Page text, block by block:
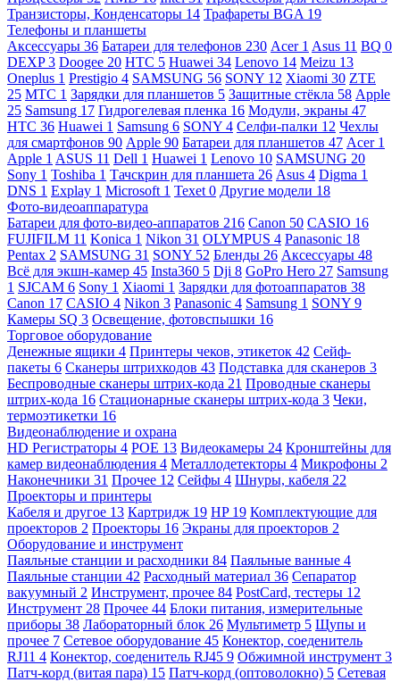
Транзисторы, Конденсаторы 14 Трафареты BGA 19
Телефоны и планшеты
Аксессуары 36 Батареи для телефонов 230 Acer 1 Asus 11 BQ 0
DEXP3 Doogee 20 HTC 5 Huawei 34 Lenovo 14 Meizu 13
Oneplus 1 Prestigio 4 SAMSUNG 56 SONY 12 Xiaomi 30 ZTE
25 МТС 1 Зарядки для планшетов 5 Защитные стёкла 58 Apple
25 Samsung 17 Гидрогелевая пленка 16 Модули, экраны 47
HTC 36 Huawei 1 Samsung 6 SONY 4 Селфи-палки 12 Чехлы
для смартфонов 90 Apple 90 Батареи для планшетов 47 Acer 1
Apple 1 ASUS 11 Dell 1 Huawei 1 Lenovo 10 SAMSUNG 20
Sony 1 Toshiba 1 Тачскрин для планшета 26 Asus 4 Digma 1
DNS 1 Explay 1 Microsoft 1 Texet 0 Другие модели 18
Фото-видеоаппаратура
Батареи для фото-видео-аппаратов 216 Canon 50 CASIO 16
FUJIFILM 11 Konica 1 Nikon 31 OLYMPUS 4 Panasonic 18
Pentax 2 SAMSUNG 31 SONY 52 Бленды 26 Аксессуары 48
Всё для экшн-камер 45 Insta360 5 Dji 8 GoPro Hero 27 Samsung
1 SJCAM 6 Sony 1 Xiaomi 1 Зарядки для фотоаппаратов 38
Canon 17 CASIO 4 Nikon 3 Panasonic 4 Samsung 1 SONY 9
Камеры SQ 3 Освещение, фотовспышки 16
Торговое оборудование
Денежные ящики 4 Принтеры чеков, этикеток 42 Сейф-
пакеты 6 Сканеры штрихкодов 43 Подставка для сканеров 3
Беспроводные сканеры штрих-кода 21 Проводные сканеры
штрих-кода 16 Стационарные сканеры штрих-кода 3 Чеки,
термоэтикетки 16
Видеонаблюдение и охрана
HD Регистраторы 4 POE 13 Видеокамеры 24 Кронштейны для
камер видеонаблюдения 4 Металлодетекторы 4 Микрофоны 2
Наконечники 31 Прочее 12 Сейфы 4 Шнуры, кабеля 22
Проекторы и принтеры
Кабеля и другое 13 Картридж 19 HP 19 Комплектующие для
проекторов 2 Проекторы 16 Экраны для проекторов 2
Оборудование и инструмент
Паяльные станции и расходники 84 Паяльные ванные 4
Паяльные станции 42 Расходный материал 36 Сепаратор
вакуумный 2 Инструмент, прочее 84 PostCard, тестеры 12
Инструмент 28 Прочее 44 Блоки питания, измерительные
приборы 38 Лабораторный блок 26 Мультиметр 5 Щупы и
прочее 7 Сетевое оборудование 45 Конектор, соеденитель
RJ11 4 Конектор, соеденитель RJ45 9 Обжимной инструмент 3
Патч-корд (витая пара) 15 Патч-корд (оптоволокно) 5 Сетевая